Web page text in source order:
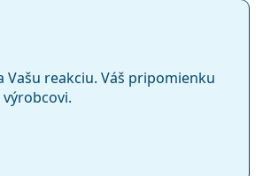
Vašu reakciu. Váš pripomienku